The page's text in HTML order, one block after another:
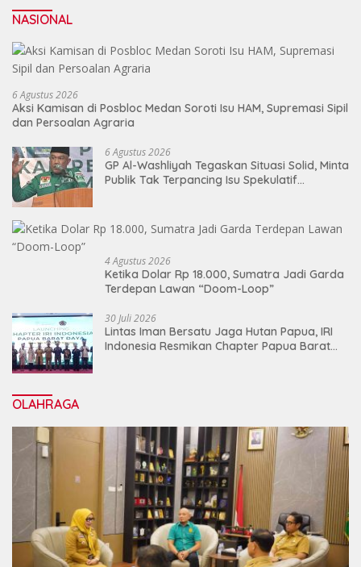
NASIONAL
6 Agustus 2026
Aksi Kamisan di Posbloc Medan Soroti Isu HAM, Supremasi Sipil
dan Persoalan Agraria
6 Agustus 2026
GP Al-Washliyah Tegaskan Situasi Solid, Minta
Publik Tak Terpancing Isu Spekulatif
4 Agustus 2026
Ketika Dolar Rp 18.000, Sumatra Jadi Garda
Terdepan Lawan “Doom-Loop”
30 Juli 2026
Lintas Iman Bersatu Jaga Hutan Papua, IRI
Indonesia Resmikan Chapter Papua Barat
OLAHRAGA